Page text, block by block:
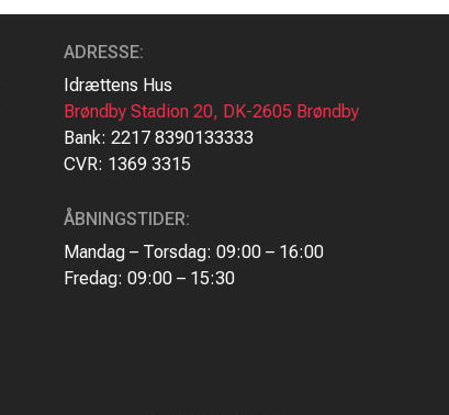
ADRESSE:
Idrættens Hus
Brøndby Stadion 20, DK-2605 Brøndby
Bank: 2217 8390133333
CVR: 1369 3315
ÅBNINGSTIDER:
Mandag – Torsdag: 09:00 – 16:00
Fredag: 09:00 – 15:30